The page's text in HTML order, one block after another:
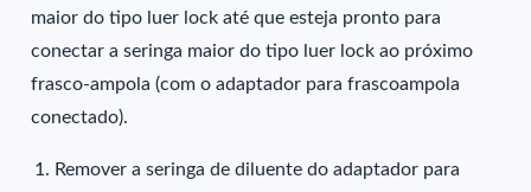
maior do tipo luer lock até que esteja pronto para
conectar a seringa maior do tipo luer lock ao próximo
frasco-ampola (com o adaptador para frascoampola
conectado).
Remover a seringa de diluente do adaptador para